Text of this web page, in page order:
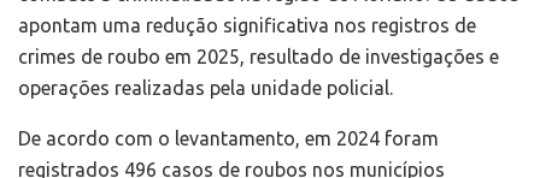
apontam uma redução significativa nos registros de
crimes de roubo em 2025, resultado de investigações e
operações realizadas pela unidade policial.
De acordo com o levantamento, em 2024 foram
registrados 496 casos de roubos nos municípios